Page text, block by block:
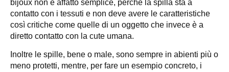
bijoux non è affatto semplice, perchè la spilla sta a
contatto con i tessuti e non deve avere le caratteristiche
così critiche come quelle di un oggetto che invece è a
diretto contatto con la cute umana.
Inoltre le spille, bene o male, sono sempre in abienti più o
meno protetti, mentre, per fare un esempio concreto, i